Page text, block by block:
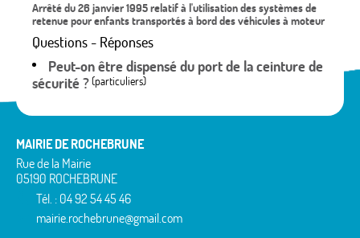
Arrêté du 26 janvier 1995 relatif à l'utilisation des systèmes de
retenue pour enfants transportés à bord des véhicules à moteur
Questions - Réponses
Peut-on être dispensé du port de la ceinture de
sécurité ?(particuliers)
MAIRIE DE ROCHEBRUNE
Rue de la Mairie
05190 ROCHEBRUNE
Tél. : 04 92 54 45 46
mairie.rochebrune@gmail.com